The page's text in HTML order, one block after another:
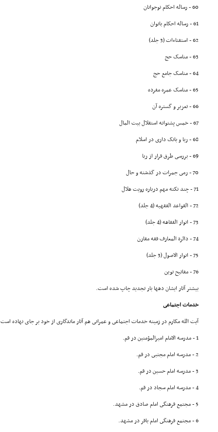
60 - رساله احکام نوجوانان
61 - رساله احکام بانوان
62 - استفتاءات (3 جلد)
63 - مناسک حج
64 - مناسک جامع حج
65 - مناسک عمره مفرده
66 - تعزیر و گستره آن
67 - خمس پشتوانه استقلال بیت المال
68 - ربا و بانک دارى در اسلام
69 - بررسى طرق فرار از ربا
70 - رمى جمرات در گذشته و حال
71 - چند نکته مهم درباره رویت هلال
72 - القواعد الفقهیه (4 جلد)
73 - انوار الفقاهه (4 جلد)
74 - دائرة المعارف فقه مقارن
75 - انوار الاصول (3 جلد)
76 - مفاتیح نوین
بیشتر آثار ایشان دهها بار تجدید چاپ شده است.
خدمات اجتماعى
آیت الله مکارم در زمینه خدمات اجتماعى و عمرانى هم آثار ماندگارى از خود بر جاى نهاده
1 - مدرسه الامام امیرالمؤمنین در قم.
2 - مدرسه امام مجتبى در قم.
3 - مدرسه امام حسین در قم.
4 - مدرسه امام سجاد در قم.
5 - مجتمع فرهنگى امام صادق در مشهد.
6 - مجتمع فرهنگى امام باقر در مشهد.